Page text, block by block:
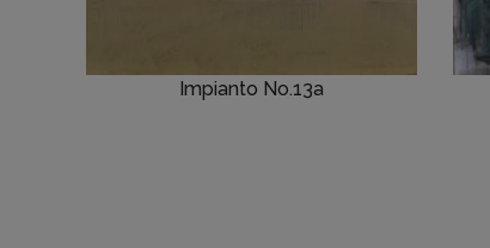
Impianto No.13a